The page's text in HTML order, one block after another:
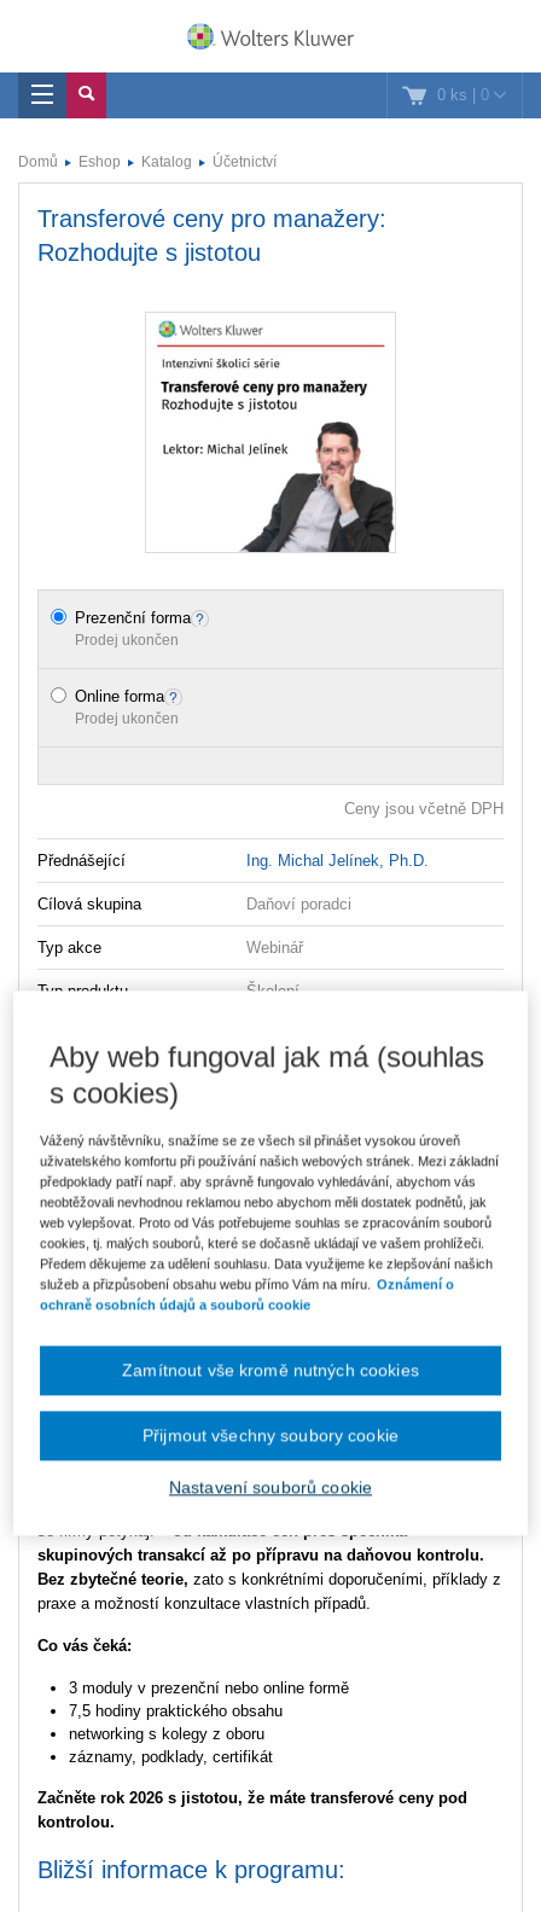
0 ks | 0
Domů Eshop Katalog Účetnictví
Transferové ceny pro manažery:
Rozhodujte s jistotou
Prezenční forma
Prodej ukončen
Online forma
Prodej ukončen
Ceny jsou včetně DPH
Přednášející Ing. Michal Jelínek, Ph.D.
Cílová skupina Daňoví poradci
Typ akce Webinář
Typ produktu Školení
Datum do 04.02.2026
Transferové ceny pro manažery:
Rozhodujte s jistotou
Intenzivní školicí série s Michalem
Jelínkem
Obchodování ve skupině přináší řadu výzev, které nelze řešit jen
podle učebnic. Tatounikátní školicí série je navržena pro
finanční ředitele, jednatele a další profesionály,kteří se denně
potýkají s nastavením cen mezi spojenými osobami a přípravou
Během tří prakticky zaměřených modulů se pod vedením
se firmy potýkají – od kalkulace cen přes specifika
skupinových transakcí až po přípravu na daňovou kontrolu.
Bez zbytečné teorie, zato s konkrétními doporučeními, příklady z
praxe a možností konzultace vlastních případů.
Co vás čeká:
3 moduly v prezenční nebo online formě
7,5 hodiny praktického obsahu
networking s kolegy z oboru
záznamy, podklady, certifikát
Začněte rok 2026 s jistotou, že máte transferové ceny pod
kontrolou.
Bližší informace k programu:
Aby web fungoval jak má (souhlas
s cookies)
Vážený návštěvníku, snažíme se ze všech sil přinášet vysokou úroveň
uživatelského komfortu při používání našich webových stránek. Mezi základní
předpoklady patří např. aby správně fungovalo vyhledávání, abychom vás
neobtěžovali nevhodnou reklamou nebo abychom měli dostatek podnětů, jak
web vylepšovat. Proto od Vás potřebujeme souhlas se zpracováním souborů
cookies, tj. malých souborů, které se dočasně ukládají ve vašem prohlížeči.
Předem děkujeme za udělení souhlasu. Data využijeme ke zlepšování našich
služeb a přizpůsobení obsahu webu přímo Vám na míru.
Oznámení o
ochraně osobních údajů a souborů cookie
Nastavení souborů cookie
Zamítnout vše kromě nutných cookies
Přijmout všechny soubory cookie